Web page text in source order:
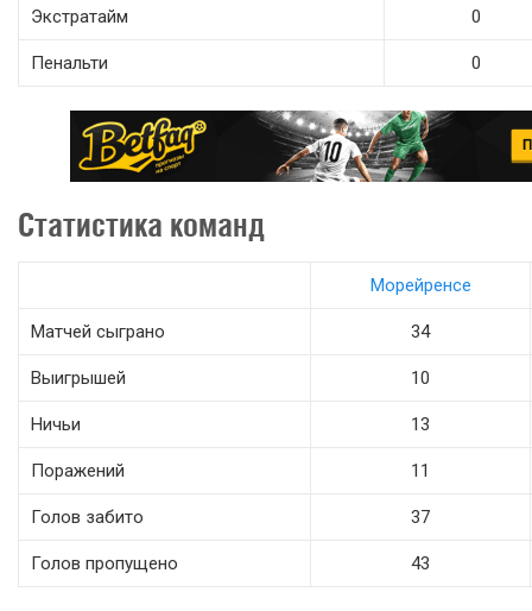
Экстратайм 0
Пенальти 0
Статистика команд
Морейренсе
Матчей сыграно 34
Выигрышей 10
Ничьи 13
Поражений 11
Голов забито 37
Голов пропущено 43